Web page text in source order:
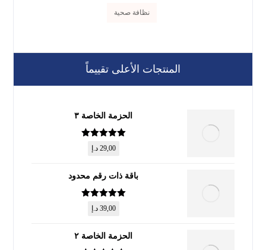
نظافة صحية
المنتجات الأعلى تقييماً
الحزمة الخاصة ٣
تم التقييم
من 5
29,00 د.إ
باقة ذات رقم محدود
تم التقييم
من 5
39,00 د.إ
الحزمة الخاصة ٢